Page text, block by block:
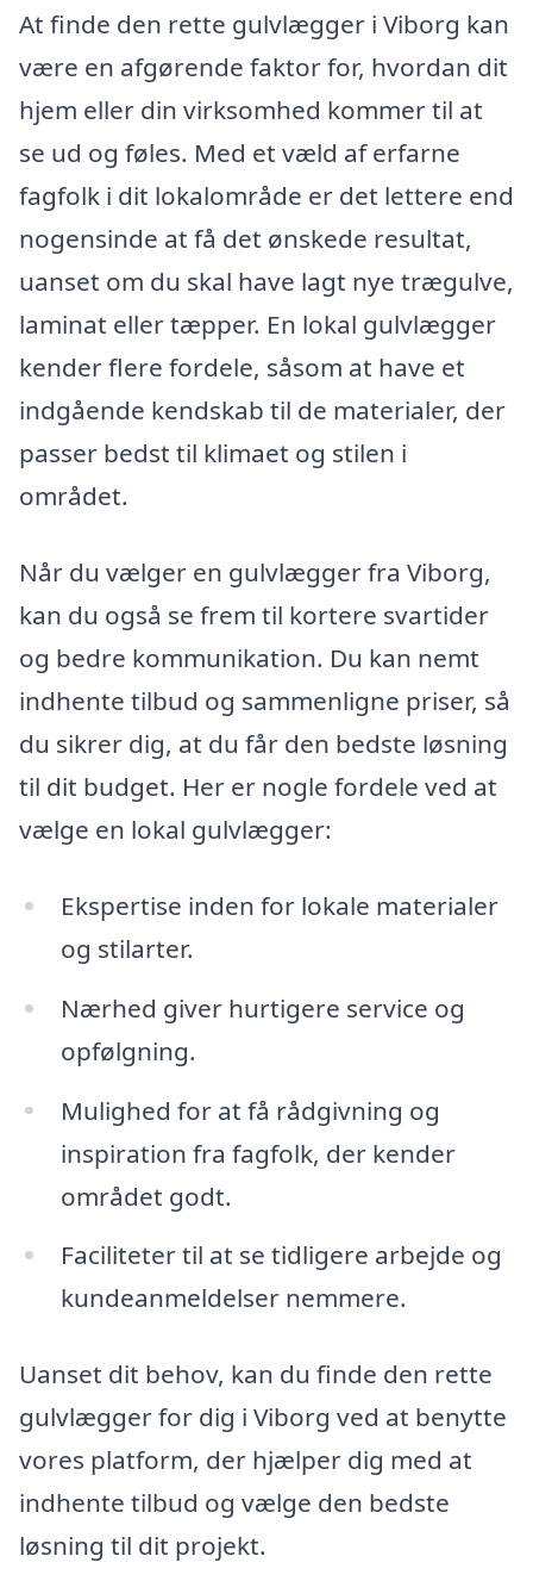
At finde den rette gulvlægger i Viborg kan
være en afgørende faktor for, hvordan dit
hjem eller din virksomhed kommer til at
se ud og føles. Med et væld af erfarne
fagfolk i dit lokalområde er det lettere end
nogensinde at få det ønskede resultat,
uanset om du skal have lagt nye trægulve,
laminat eller tæpper. En lokal gulvlægger
kender flere fordele, såsom at have et
indgående kendskab til de materialer, der
passer bedst til klimaet og stilen i
området.
Når du vælger en gulvlægger fra Viborg,
kan du også se frem til kortere svartider
og bedre kommunikation. Du kan nemt
indhente tilbud og sammenligne priser, så
du sikrer dig, at du får den bedste løsning
til dit budget. Her er nogle fordele ved at
vælge en lokal gulvlægger:
Ekspertise inden for lokale materialer
og stilarter.
Nærhed giver hurtigere service og
opfølgning.
Mulighed for at få rådgivning og
inspiration fra fagfolk, der kender
området godt.
Faciliteter til at se tidligere arbejde og
kundeanmeldelser nemmere.
Uanset dit behov, kan du finde den rette
gulvlægger for dig i Viborg ved at benytte
vores platform, der hjælper dig med at
indhente tilbud og vælge den bedste
løsning til dit projekt.